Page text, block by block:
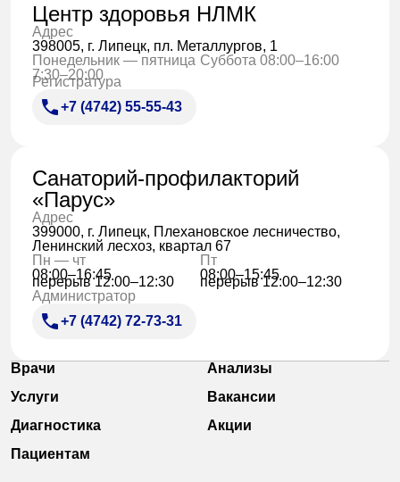
Версия для слабовидящих
Центр здоровья НЛМК
Адрес
398005, г. Липецк, пл. Металлургов, 1
Понедельник — пятница
7:30–20:00
Суббота 08:00–16:00
Регистратура
+7 (4742) 55-55-43
Санаторий-профилакторий
«Парус»
Адрес
399000, г. Липецк, Плехановское лесничество,
Ленинский лесхоз, квартал 67
Пн — чт
08:00–16:45
перерыв 12:00–12:30
Пт
08:00–15:45
перерыв 12:00–12:30
Администратор
+7 (4742) 72-73-31
Врачи
Анализы
Услуги
Вакансии
Диагностика
Акции
Пациентам